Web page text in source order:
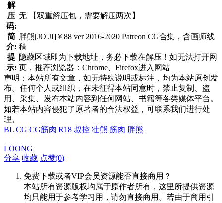
解
压
码:
无 【双重解压包，需要解压两次】
简
介:
胖熊[JO JI]￥88 ver 2016-2020 Patreon CG合集，含画师线
稿
提
示:
隐藏区域即为下载地址，务必下载在解压！如无法打开网
页，推荐浏览器：Chrome、Firefox进入网站
声明：本站所有文章，如无特殊说明或标注，均为本站原创发
布。任何个人或组织，在未征得本站同意时，禁止复制、盗
用、采集、发布本站内容到任何网站、书籍等各类媒体平台。
如若本站内容侵犯了原著者的合法权益，可联系我们进行处
理。
BL CG CG筋肉 R18 叔控 壮熊 筋肉 胖熊
LOONG
分享 收藏 点赞(0)
免费下载或者VIP会员资源能否直接商用？
本站所有资源版权均属于原作者所有，这里所提供资源
均只能用于参考学习用，请勿直接商用。若由于商用引